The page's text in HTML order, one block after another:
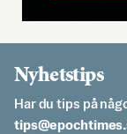
Nyhetstips
Har du tips på